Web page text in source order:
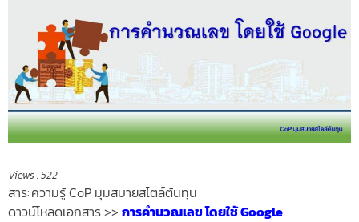
Views :522
สาระความรู้ CoP มุมสบายสไตล์ต้นทุน
ดาวน์โหลดเอกสาร >> การคำนวณเลข โดยใช้ Google